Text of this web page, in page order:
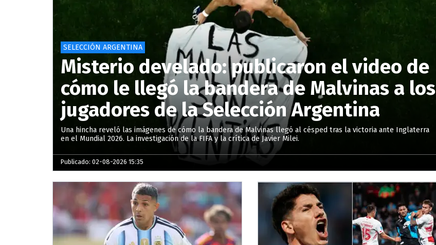
SELECCIÓN ARGENTINA
Misterio develado: publicaron el video de
cómo le llegó la bandera de Malvinas a los
jugadores de la Selección Argentina
Una hincha reveló las imágenes de cómo la bandera de Malvinas llegó al césped tras la victoria ante Inglaterra
en el Mundial 2026. La investigación de la FIFA y la crítica de Javier Milei.
Publicado: 02-08-2026 15:35